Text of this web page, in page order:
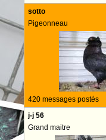
sotto
Pigeonneau
420 messages postés
j-j 56
Grand maitre